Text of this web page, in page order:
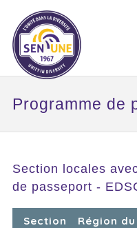
Programme de
Section locales
de passeport -
Section
Région du